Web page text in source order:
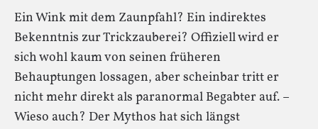
Ein Wink mit dem Zaunpfahl? Ein indirektes
Bekenntnis zur Trickzauberei? Offiziell wird er
sich wohl kaum von seinen früheren
Behauptungen lossagen, aber scheinbar tritt er
nicht mehr direkt als paranormal Begabter auf. –
Wieso auch? Der Mythos hat sich längst